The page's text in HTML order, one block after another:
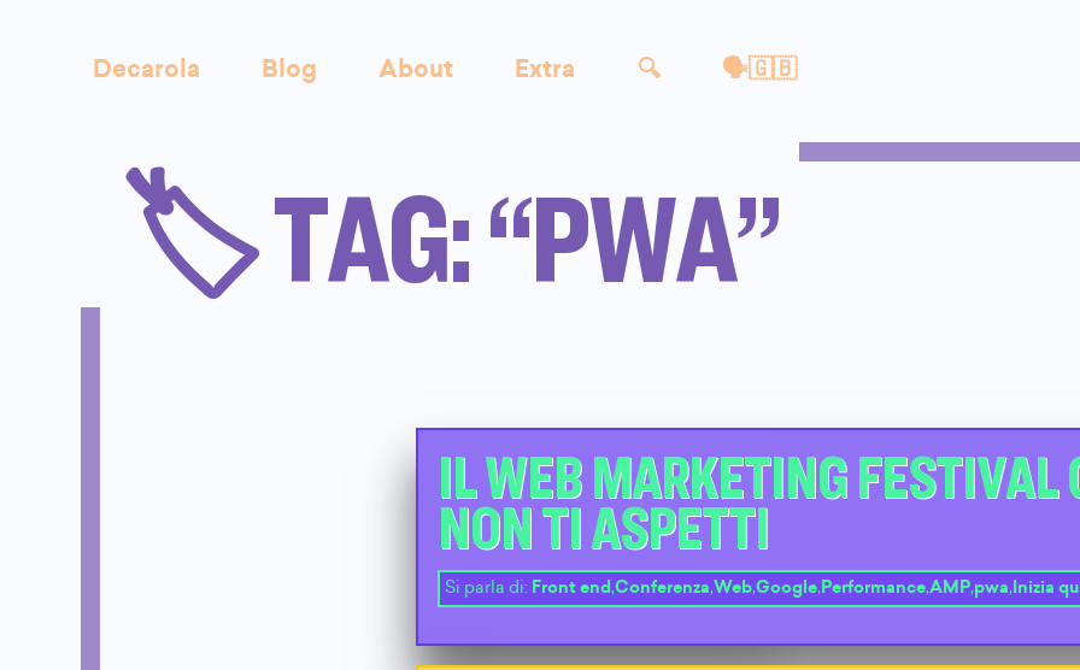
Decarola Blog About Extra 🔍 🗣🇬🇧
🏷️ TAG: “PWA”
IL WEB MARKETING FESTIVAL
NON TI ASPETTI
Si parla di: Front end,Conferenza,Web,Google, Performance,AMP,pwa, Inizia